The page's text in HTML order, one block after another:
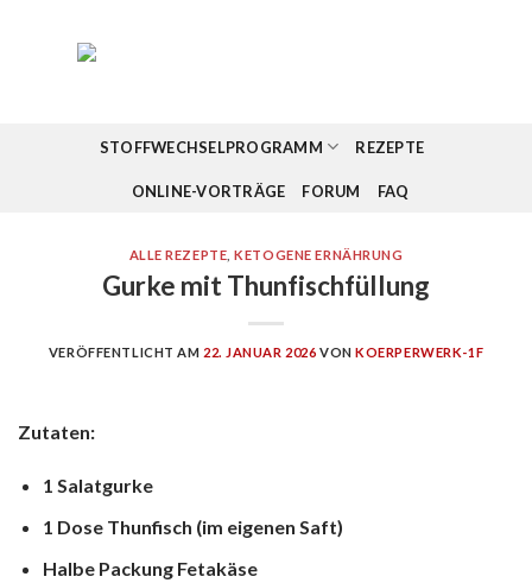
STOFFWECHSELPROGRAMM REZEPTE
ONLINE-VORTRÄGE FORUM FAQ
ALLE REZEPTE ,KETOGENE ERNÄHRUNG
Gurke mit Thunfischfüllung
VERÖFFENTLICHT AM 22. JANUAR 2026 VONKOERPERWERK-1F
Zutaten:
1 Salatgurke
1 Dose Thunfisch (im eigenen Saft)
Halbe Packung Fetakäse